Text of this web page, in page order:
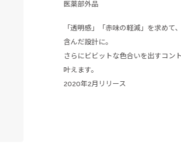
医薬部外品
「透明感」「赤味の軽減」を求め
含んだ設計に。
さらにビビットな色合いを出すコン
叶えます。
2020年2月リリース